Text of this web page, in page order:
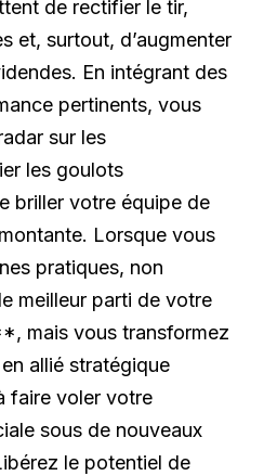
de rectifier le tir,
et, surtout, d’augmenter
En intégrant des
pertinents, vous
sur les
les goulots
briller votre équipe de
Lorsque vous
pratiques, non
meilleur parti de votre
mais vous transformez
allié stratégique
faire voler votre
sous de nouveaux
le potentiel de